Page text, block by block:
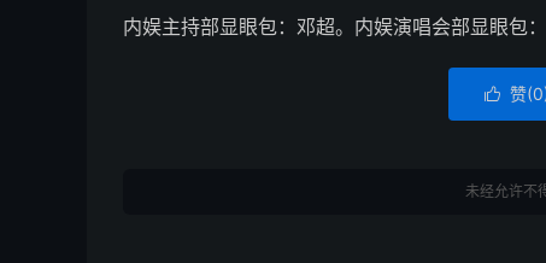
内娱主持部显眼包：邓超。内娱演唱会部显眼包
 赞(0
未经允许不